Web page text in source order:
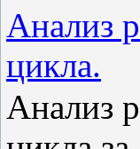
Анализ
цикла.
Анализ